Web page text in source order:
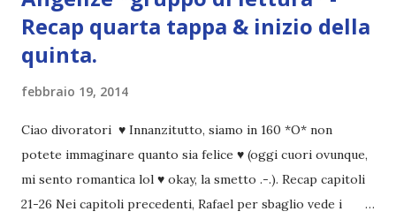
Recap quarta tappa & inizio della
quinta.
febbraio 19, 2014
Ciao divoratori ♥ Innanzitutto, siamo in 160 *O* non
potete immaginare quanto sia felice ♥ (oggi cuori ovunque,
mi sento romantica lol ♥ okay, la smetto .-.). Recap capitoli
21-26 Nei capitoli precedenti, Rafael per sbaglio vede i